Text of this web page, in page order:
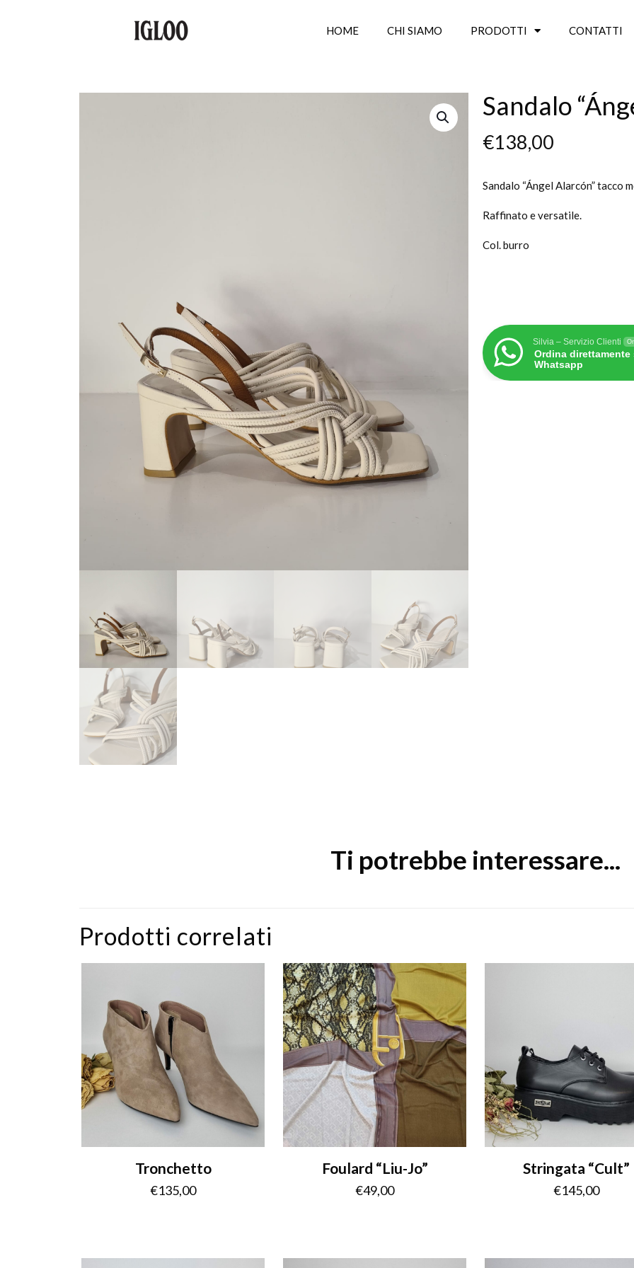
HOME CHI SIAMO PRODOTTI CONTATTI
Sandalo
€138,00
Sandalo “Ángel Alarcón” tacco
Raffinato e versatile.
Col. burro
Silvia – Servizio Clienti
Ordina direttamente
Whatsapp
Ti potrebbe interessare...
Prodotti correlati
Tronchetto
€135,00
Foulard “Liu-Jo”
€49,00
Stringata “Cult”
€145,00